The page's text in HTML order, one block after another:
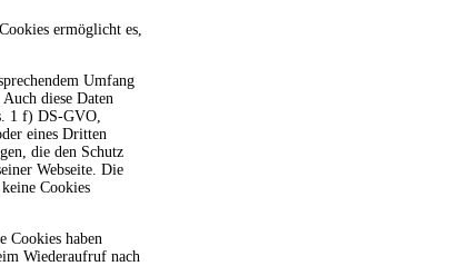
ermöglicht es,
Umfang
diese Daten
1 f) DS-GVO,
eines Dritten
die den Schutz
Webseite. Die
Cookies
Cookies haben
Wiederaufruf nach